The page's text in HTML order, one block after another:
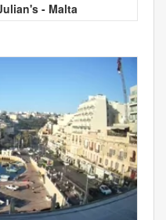
- Malta